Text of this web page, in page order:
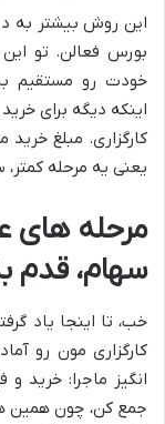
این روش بیشتر به
بورس فعالن. تو
خودت رو مستقیم
اینکه دیگه برای
کارگزاری. مبلغ
یعنی یه مرحله
مرحله های
سهام، قدم
خب، تا اینجا یاد
کارگزاری مون رو
انگیز ماجرا: خرید
جمع کن، چون همین